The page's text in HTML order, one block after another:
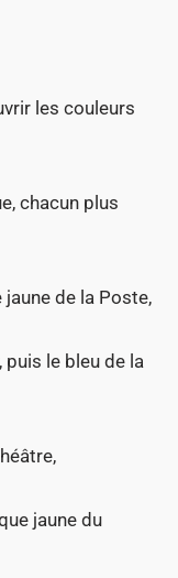
les couleurs
chacun plus
de la Poste,
le bleu de la
jaune du